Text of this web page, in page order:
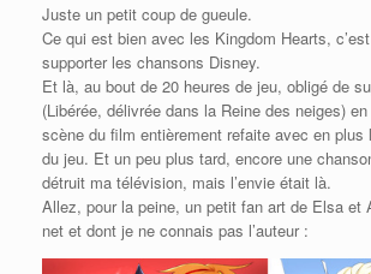
Juste un petit coup de gueule.
Ce qui est bien avec les Kingdom Hearts,
supporter les chansons Disney.
Et là, au bout de 20 heures de jeu, obligé de
(Libérée, délivrée dans la Reine des neiges)
scène du film entièrement refaite avec en plus
du jeu. Et un peu plus tard, encore une
détruit ma télévision, mais l’envie était là.
Allez, pour la peine, un petit fan art de Elsa et
net et dont je ne connais pas l’auteur :